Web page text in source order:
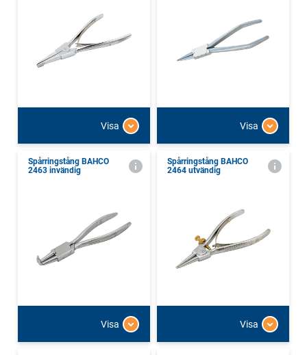
Visa Visa
Spårringstång BAHCO
2463 invändig
Visa
Spårringstång BAHCO
2464 utvändig
Visa